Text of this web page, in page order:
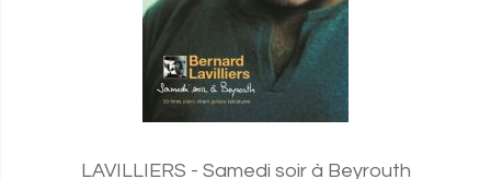
LAVILLIERS - Samedi soir à Beyrouth